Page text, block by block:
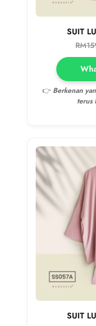
SUIT
RM
👉 Berkenan
terus
SUIT